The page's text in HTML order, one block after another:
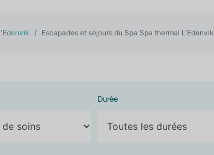
Escapades et séjours du Spa Spa thermal L'Edenvik
Durée